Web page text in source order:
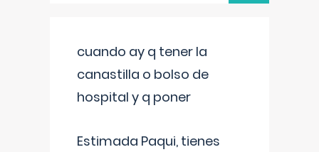
cuando ay q tener la
canastilla o bolso de
hospital y q poner
Estimada Paqui, tienes